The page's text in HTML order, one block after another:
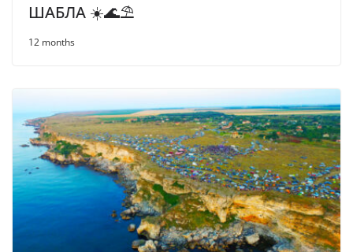
ШАБЛА ☀️🌊⛱
12 months